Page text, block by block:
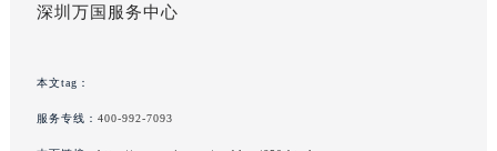
深圳万国服务中心
本文tag：
服务专线： 400-992-7093